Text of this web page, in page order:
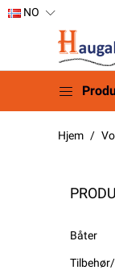
NO
Hjem
Båter